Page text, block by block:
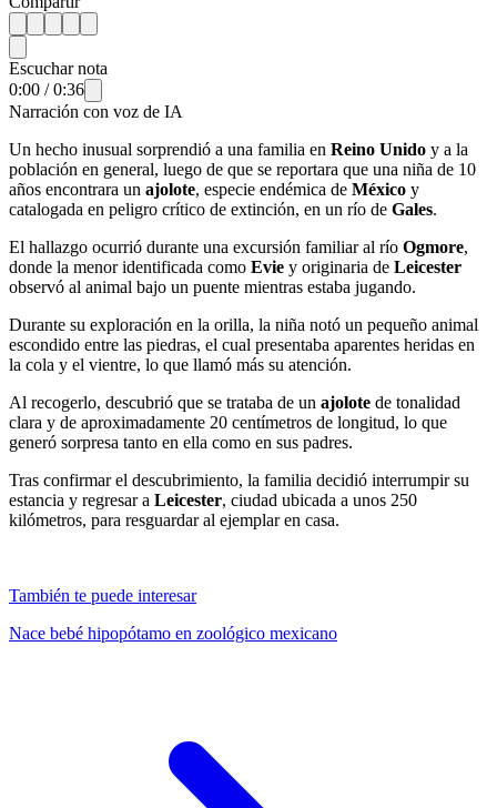
Escuchar nota
0:00 /0:36
Narración con voz de IA
Un hecho inusual sorprendió a una familia en Reino Unido y a la
población en general, luego de que se reportara que una niña de 10
años encontrara un ajolote, especie endémica de México y
catalogada en peligro crítico de extinción, en un río de Gales.
El hallazgo ocurrió durante una excursión familiar al río Ogmore,
donde la menor identificada como Evie y originaria de Leicester
observó al animal bajo un puente mientras estaba jugando.
Durante su exploración en la orilla, la niña notó un pequeño animal
escondido entre las piedras, el cual presentaba aparentes heridas en
la cola y el vientre, lo que llamó más su atención.
Al recogerlo, descubrió que se trataba de un ajolote de tonalidad
clara y de aproximadamente 20 centímetros de longitud, lo que
generó sorpresa tanto en ella como en sus padres.
Tras confirmar el descubrimiento, la familia decidió interrumpir su
estancia y regresar a Leicester, ciudad ubicada a unos 250
kilómetros, para resguardar al ejemplar en casa.
También te puede interesar
Nace bebé hipopótamo en zoológico mexicano